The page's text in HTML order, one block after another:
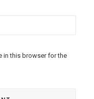
in this browser for the